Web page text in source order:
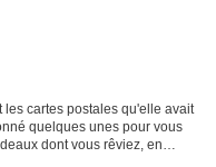
cartes postales qu'elle avait
quelques unes pour vous
dont vous rêviez, en